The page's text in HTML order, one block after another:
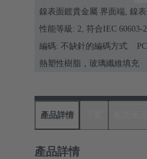
鎳表面鍍貴金屬 界面端, 鎳
性能等級: 2, 符合IEC 60603-
編碼: 不缺針的編碼方式
熱塑性樹脂，玻璃纖維填充
產品詳情
產品詳情